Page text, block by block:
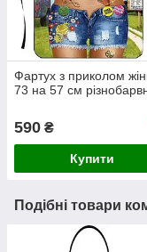
Фартух з приколом
73 на 57 см
590 ₴
Купити
Подібні товари